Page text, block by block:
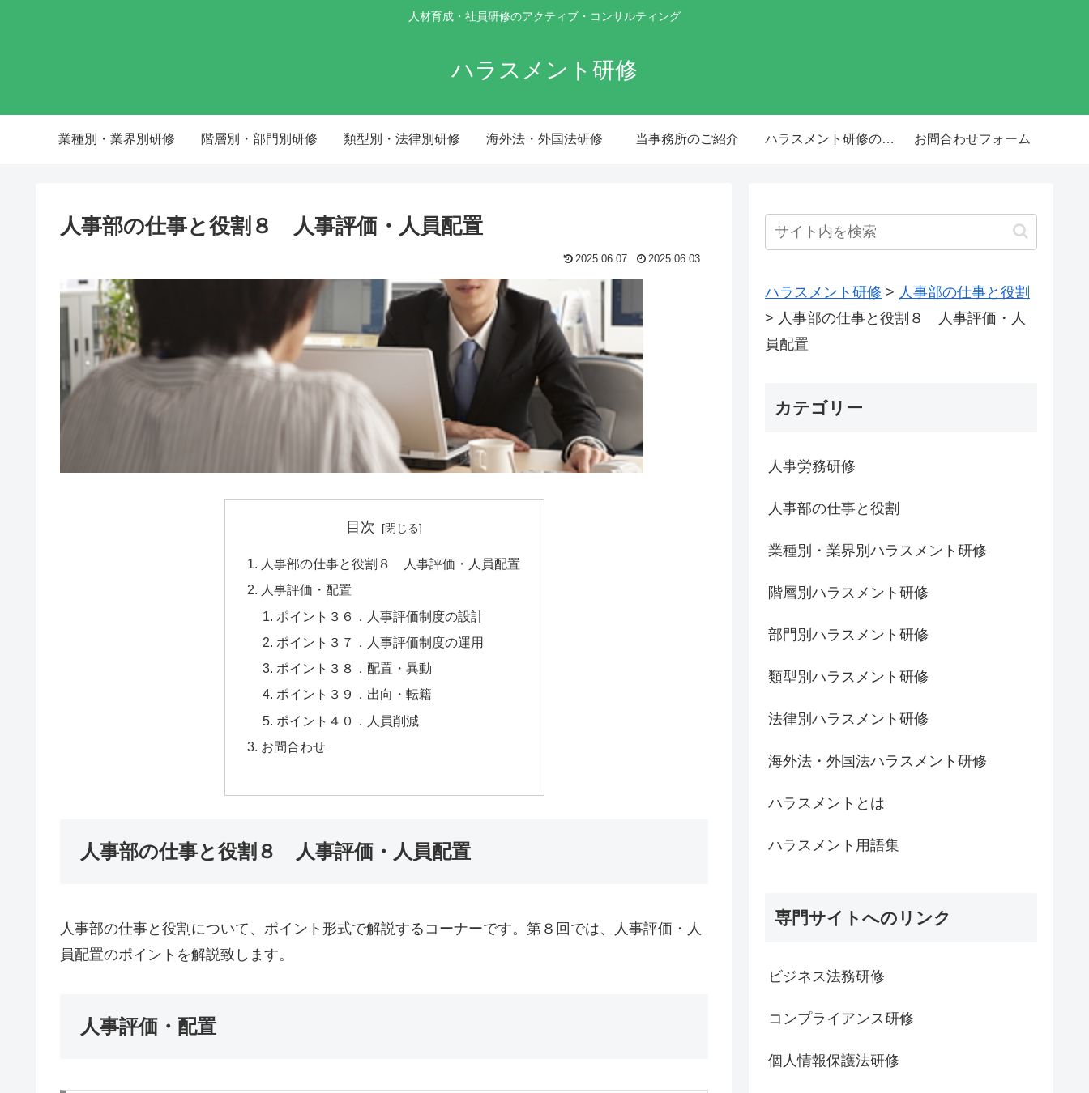
人材育成・社員研修のアクティブ・コンサルティング
ハラスメント研修
業種別・業界別研修 階層別・部門別研修 類型別・法律別研修 海外法・外国法研修 当事務所のご紹介 ハラスメント研修の料 お問合わせフォーム
人事部の仕事と役割８ 人事評価・人員配置
2025.06.07 2025.06.03
目次
人事部の仕事と役割８ 人事評価・人員配置
人事評価・配置
ポイント３６．人事評価制度の設計
ポイント３７．人事評価制度の運用
ポイント３８．配置・異動
ポイント３９．出向・転籍
ポイント４０．人員削減
お問合わせ
人事部の仕事と役割８ 人事評価・人員配置
人事部の仕事と役割について、ポイント形式で解説するコーナーです。第８回では、人事評価・人
員配置のポイントを解説致します。
人事評価・配置
ハラスメント研修 > 人事部の仕事と役割
> 人事部の仕事と役割８ 人事評価・人
員配置
カテゴリー
人事労務研修
人事部の仕事と役割
業種別・業界別ハラスメント研修
階層別ハラスメント研修
部門別ハラスメント研修
類型別ハラスメント研修
法律別ハラスメント研修
海外法・外国法ハラスメント研修
ハラスメントとは
ハラスメント用語集
専門サイトへのリンク
ビジネス法務研修
コンプライアンス研修
個人情報保護法研修